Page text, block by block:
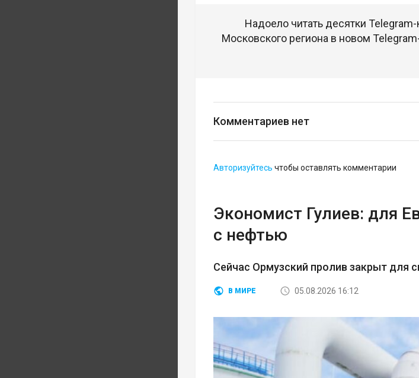
Надоело читать десятки
Московского региона в новом
Комментариев нет
Авторизуйтесь чтобы оставлять комментарии
Экономист Гулиев: для
с нефтью
Сейчас Ормузский пролив закрыт для
В МИРЕ 05.08.2026 16:12